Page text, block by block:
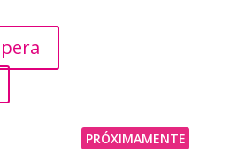
PRÓXIMAMENTE